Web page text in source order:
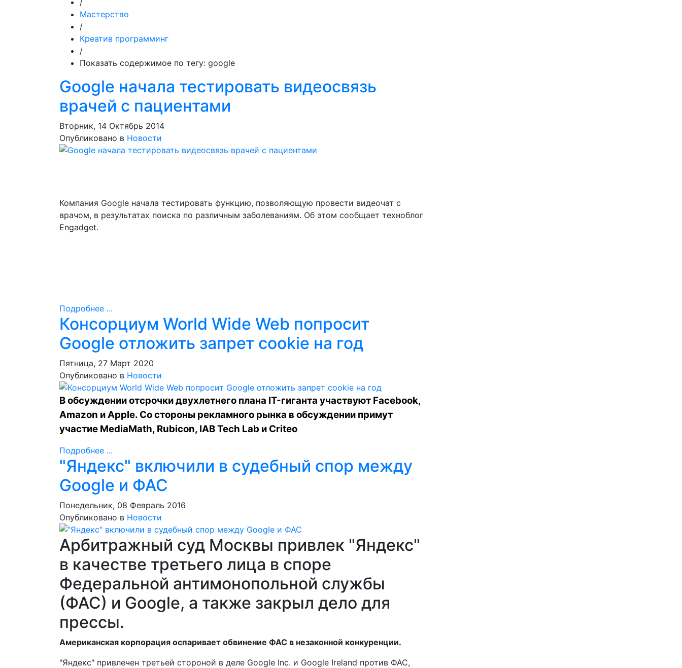
/
Мастерство
/
Креатив программинг
/
Показать содержимое по тегу: google
Google начала тестировать видеосвязь
врачей с пациентами
Вторник, 14 Октябрь 2014
Опубликовано в Новости
Компания Google начала тестировать функцию, позволяющую провести видеочат с
врачом, в результатах поиска по различным заболеваниям. Об этом сообщает техноблог
Engadget.
Подробнее ...
Консорциум World Wide Web попросит
Google отложить запрет cookie на год
Пятница, 27 Март 2020
Опубликовано в Новости
В обсуждении отсрочки двухлетнего плана IT-гиганта участвуют Facebook,
Amazon и Apple. Со стороны рекламного рынка в обсуждении примут
участие MediaMath, Rubicon, IAB Tech Lab и Criteo
Подробнее ...
"Яндекс" включили в судебный спор между
Google и ФАС
Понедельник, 08 Февраль 2016
Опубликовано в Новости
Арбитражный суд Москвы привлек "Яндекс"
в качестве третьего лица в споре
Федеральной антимонопольной службы
(ФАС) и Google, а также закрыл дело для
прессы.
Американская корпорация оспаривает обвинение ФАС в незаконной конкуренции.
"Яндекс" привлечен третьей стороной в деле Google Inc. и Google Ireland против ФАС,